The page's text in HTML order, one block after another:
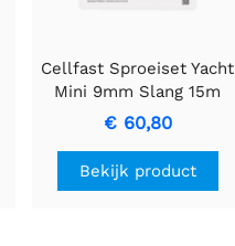
Cellfast Sproeiset Yacht
Mini 9mm Slang 15m
€ 60,80
Bekijk product